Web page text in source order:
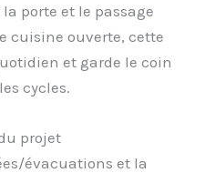
porte et le passage
cuisine ouverte, cette
et garde le coin
cycles.
projet
évacuations et la